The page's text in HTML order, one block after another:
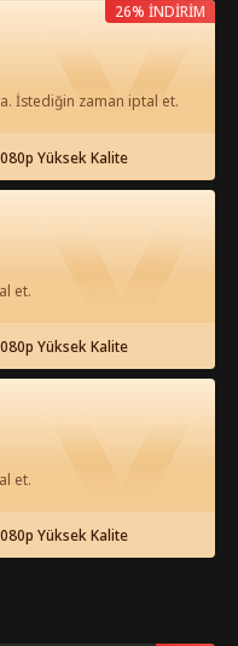
İzle
sorumluyum
73 74
İstediğin zaman iptal et.
Yüksek Kalite
26% İNDİRİM
et.
Yüksek Kalite
et.
Yüksek Kalite